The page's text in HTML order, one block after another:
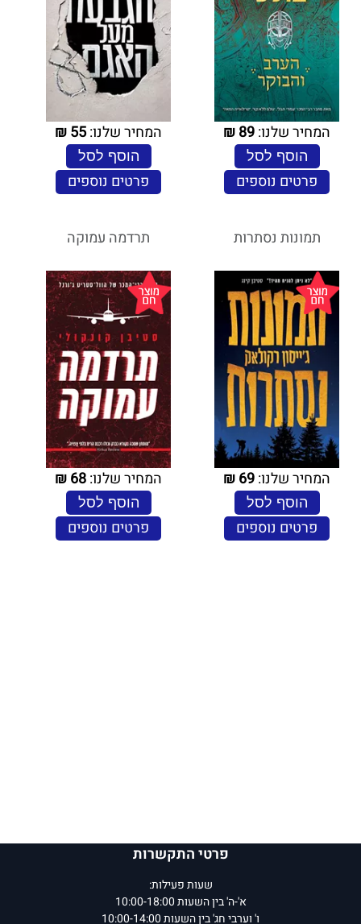
המחיר שלנו:89
₪
הוסף לסל
פרטים נוספים
המחיר שלנו:55
₪
הוסף לסל
פרטים נוספים
תמונות נסתרות
המחיר שלנו:69
₪
הוסף לסל
פרטים נוספים
תרדמה עמוקה
המחיר שלנו:68
₪
הוסף לסל
פרטים נוספים
פרטי התקשרות
שעות פעילות:
א'-ה' בין השעות 10:00-18:00
ו' וערבי חג' בין השעות 10:00-14:00